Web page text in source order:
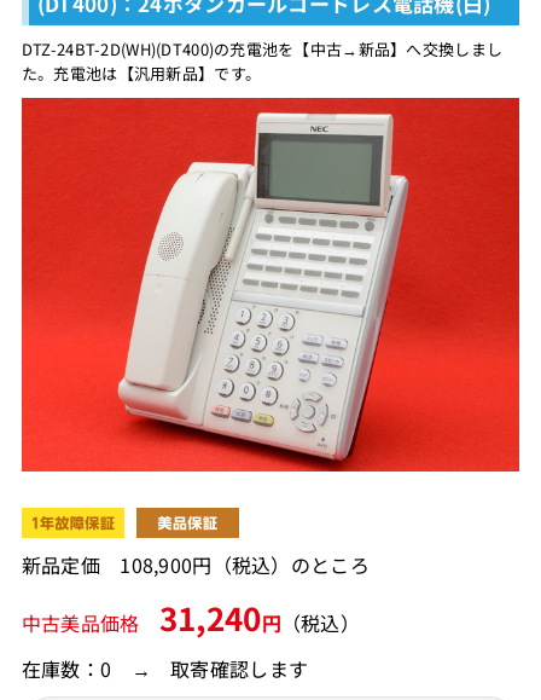
DTZ-24BT-2D(WH)(DT400)の充電池を【中古→新品】へ交換しまし
た。充電池は【汎用新品】です。
新品定価 108,900円（税込）のところ
中古美品価格 31,240円 （税込）
在庫数：0 → 取寄確認します